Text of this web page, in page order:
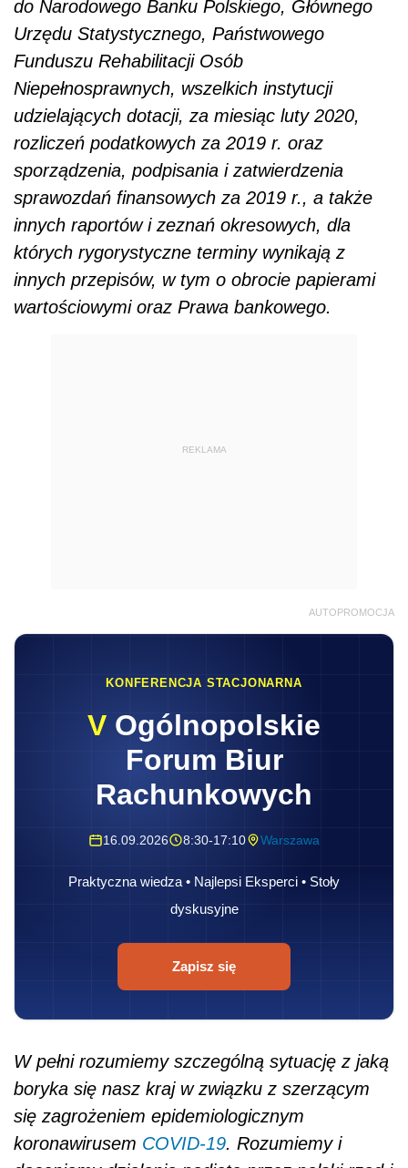
do Narodowego Banku Polskiego, Głównego
Urzędu Statystycznego, Państwowego
Funduszu Rehabilitacji Osób
Niepełnosprawnych, wszelkich instytucji
udzielających dotacji, za miesiąc luty 2020,
rozliczeń podatkowych za 2019 r. oraz
sporządzenia, podpisania i zatwierdzenia
sprawozdań finansowych za 2019 r., a także
innych raportów i zeznań okresowych, dla
których rygorystyczne terminy wynikają z
innych przepisów, w tym o obrocie papierami
wartościowymi oraz Prawa bankowego.
REKLAMA
AUTOPROMOCJA
KONFERENCJA STACJONARNA
V Ogólnopolskie
Forum Biur
Rachunkowych
16.09.2026 8:30-17:10 Warszawa
Praktyczna wiedza • Najlepsi Eksperci • Stoły
dyskusyjne
Zapisz się
W pełni rozumiemy szczególną sytuację z jaką
boryka się nasz kraj w związku z szerzącym
się zagrożeniem epidemiologicznym
koronawirusem COVID-19. Rozumiemy i